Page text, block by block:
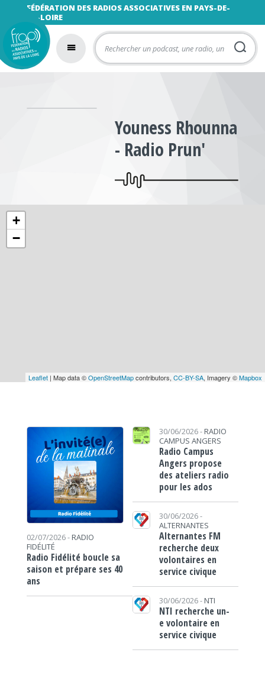
FÉDÉRATION DES RADIOS ASSOCIATIVES EN PAYS-DE-
LA-LOIRE
Youness Rhounna
- Radio Prun'
+
−
Leaflet | Map data ©OpenStreetMapcontributors, CC-BY-SA, Imagery ©Mapbox
02/07/2026 - RADIO
FIDÉLITÉ
Radio Fidélité boucle sa
saison et prépare ses 40
ans
30/06/2026 - RADIO
CAMPUS ANGERS
Radio Campus
Angers propose
des ateliers radio
pour les ados
30/06/2026 -
ALTERNANTES
Alternantes FM
recherche deux
volontaires en
service civique
30/06/2026 - NTI
NTI recherche un-
e volontaire en
service civique